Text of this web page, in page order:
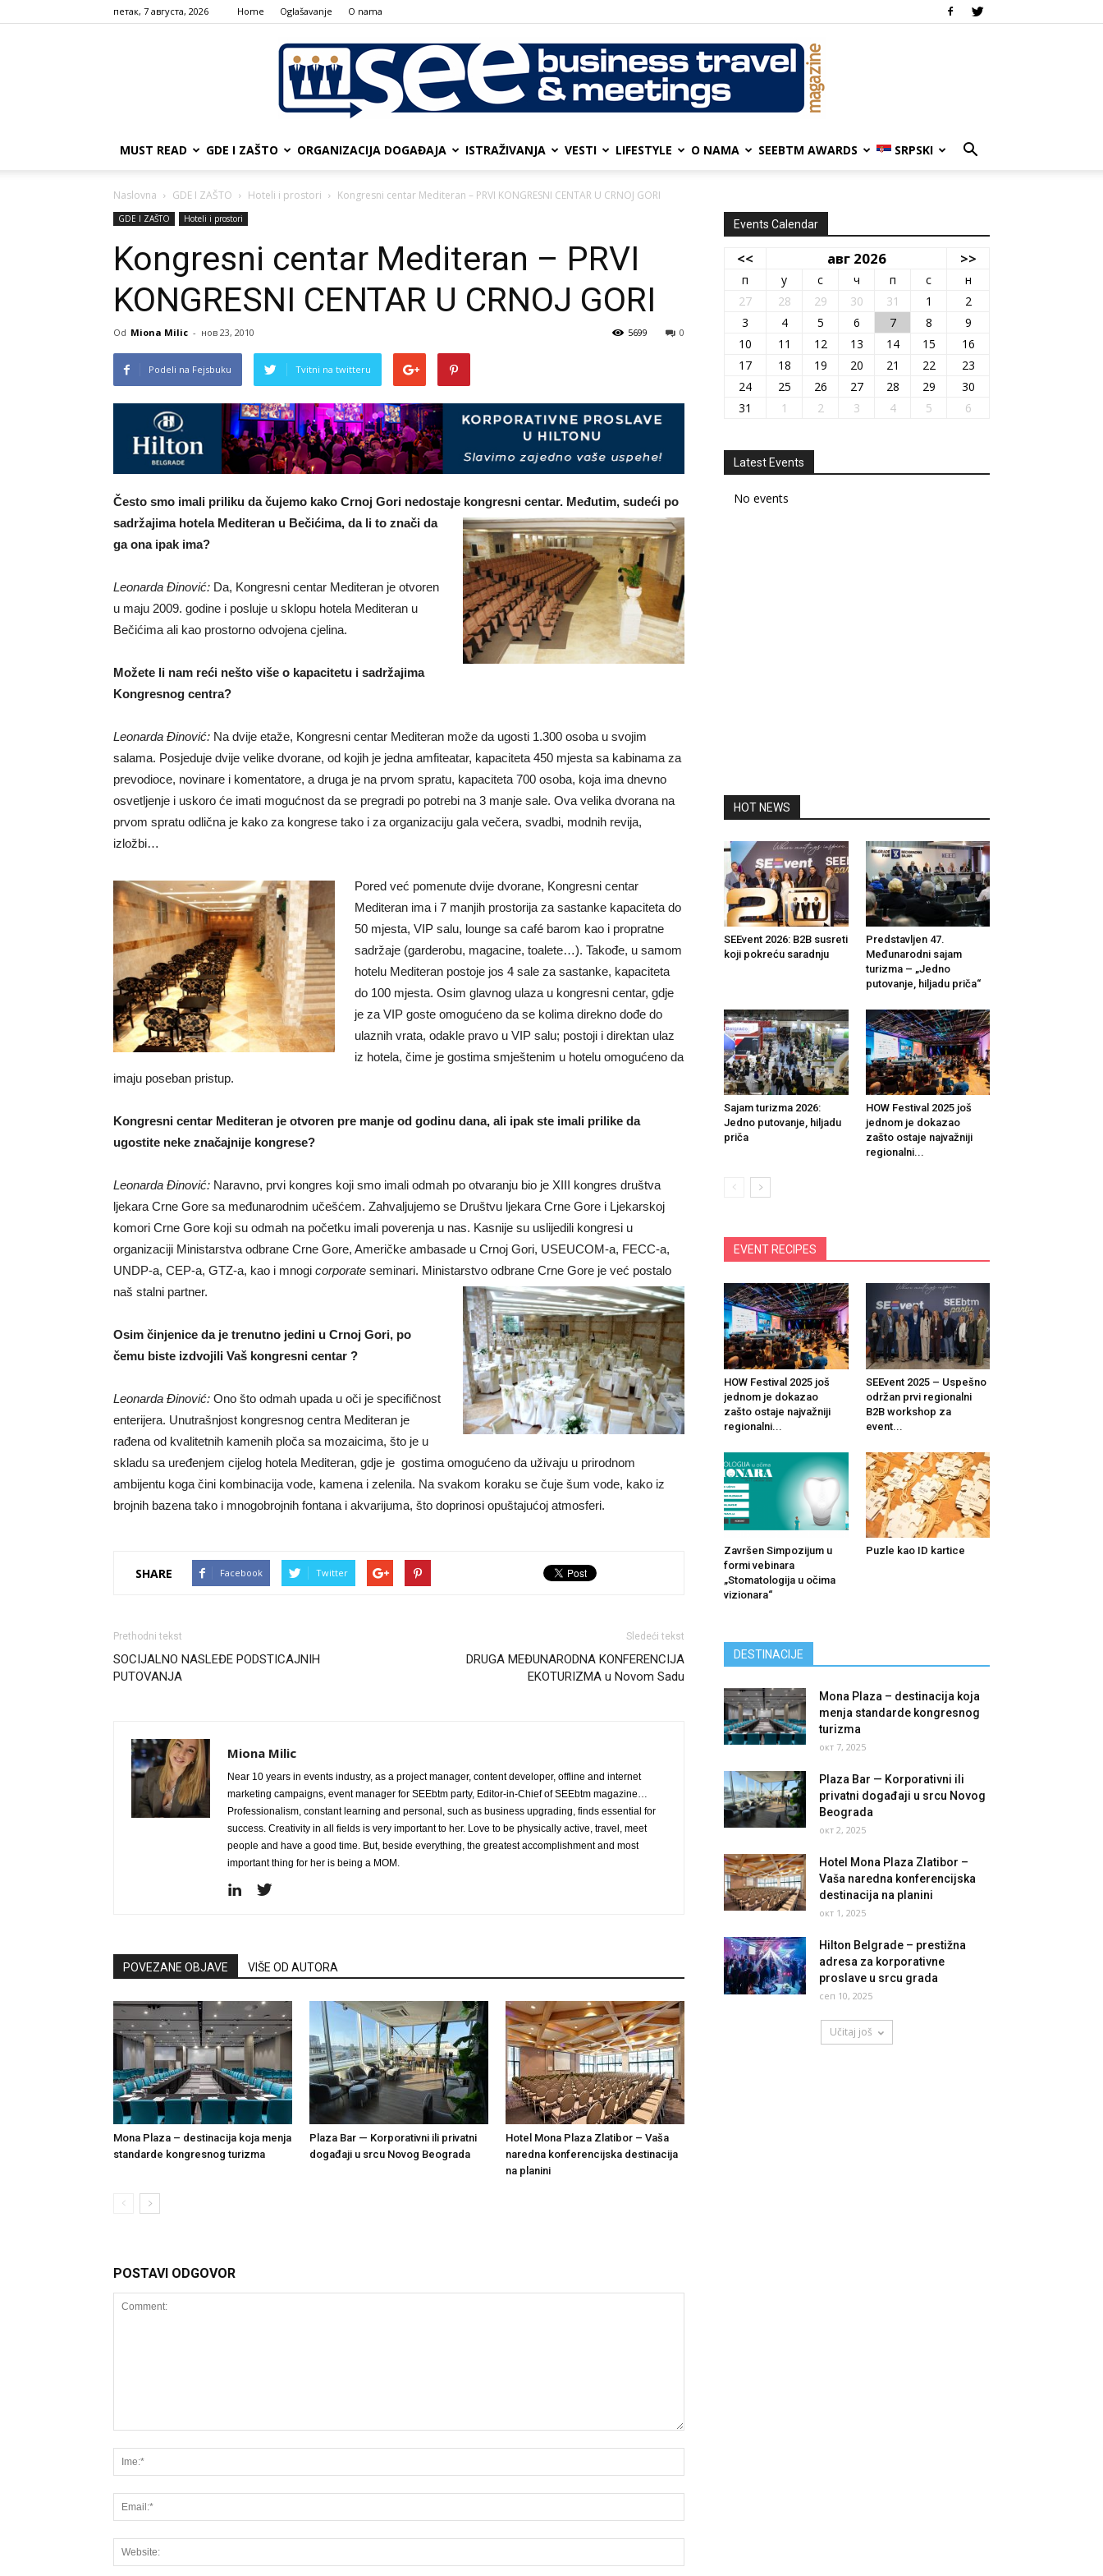
петак, 7 августа, 2026 Home Oglašavanje О nama
meetings
MUST READ GDE I ZAŠTO ORGANIZACIJA DOGAĐAJA ISTRAŽIVANJA VESTI LIFESTYLE О NAMA SEEBTM AWARDS SRPSKI
Naslovna GDE I ZAŠTO Hoteli i prostori Kongresni centar Mediteran – PRVI KONGRESNI CENTAR U CRNOJ GORI
GDE I ZAŠTO Hoteli i prostori
Kongresni centar Mediteran – PRVI
KONGRESNI CENTAR U CRNOJ GORI
Od Miona Milic - нов 23, 2010 0
5699
Podeli na Fejsbuku Tvitni na twitteru
Često smo imali priliku da čujemo kako Crnoj Gori nedostaje kongresni centar. Međutim, sudeći po
sadržajima hotela Mediteran u Bečićima, da li to znači da
ga ona ipak ima?
Leonarda Đinović: Da, Kongresni centar Mediteran je otvoren
u maju 2009. godine i posluje u sklopu hotela Mediteran u
Bečićima ali kao prostorno odvojena cjelina.
Možete li nam reći nešto više o kapacitetu i sadržajima
Kongresnog centra?
Leonarda Đinović: Na dvije etaže, Kongresni centar Mediteran može da ugosti 1.300 osoba u svojim
salama. Posjeduje dvije velike dvorane, od kojih je jedna amfiteatar, kapaciteta 450 mjesta sa kabinama za
prevodioce, novinare i komentatore, a druga je na prvom spratu, kapaciteta 700 osoba, koja ima dnevno
osvetljenje i uskoro će imati mogućnost da se pregradi po potrebi na 3 manje sale. Ova velika dvorana na
prvom spratu odlična je kako za kongrese tako i za organizaciju gala večera, svadbi, modnih revija,
izložbi…
Pored već pomenute dvije dvorane, Kongresni centar
Mediteran ima i 7 manjih prostorija za sastanke kapaciteta do
50 mjesta, VIP salu, lounge sa café barom kao i propratne
sadržaje (garderobu, magacine, toalete…). Takođe, u samom
hotelu Mediteran postoje jos 4 sale za sastanke, kapaciteta
do 100 mjesta. Osim glavnog ulaza u kongresni centar, gdje
je za VIP goste omogućeno da se kolima direkno dođe do
ulaznih vrata, odakle pravo u VIP salu; postoji i direktan ulaz
iz hotela, čime je gostima smještenim u hotelu omogućeno da
imaju poseban pristup.
Kongresni centar Mediteran je otvoren pre manje od godinu dana, ali ipak ste imali prilike da
ugostite neke značajnije kongrese?
Leonarda Đinović: Naravno, prvi kongres koji smo imali odmah po otvaranju bio je XIII kongres društva
ljekara Crne Gore sa međunarodnim učešćem. Zahvaljujemo se Društvu ljekara Crne Gore i Ljekarskoj
komori Crne Gore koji su odmah na početku imali poverenja u nas. Kasnije su uslijedili kongresi u
organizaciji Ministarstva odbrane Crne Gore, Američke ambasade u Crnoj Gori, USEUCOM-a, FECC-a,
UNDP-a, CEP-a, GTZ-a, kao i mnogi corporate seminari. Ministarstvo odbrane Crne Gore je već postalo
naš stalni partner.
Osim činjenice da je trenutno jedini u Crnoj Gori, po
čemu biste izdvojili Vaš kongresni centar ?
Leonarda Đinović: Ono što odmah upada u oči je specifičnost
enterijera. Unutrašnjost kongresnog centra Mediteran je
rađena od kvalitetnih kamenih ploča sa mozaicima, što je u
skladu sa uređenjem cijelog hotela Mediteran, gdje je gostima omogućeno da uživaju u prirodnom
ambijentu koga čini kombinacija vode, kamena i zelenila. Na svakom koraku se čuje šum vode, kako iz
brojnih bazena tako i mnogobrojnih fontana i akvarijuma, što doprinosi opuštajućoj atmosferi.
SHARE Facebook Twitter
Prethodni tekst
SOCIJALNO NASLEĐE PODSTICAJNIH
PUTOVANJA
Sledeći tekst
DRUGA MEĐUNARODNA KONFERENCIJA
EKOTURIZMA u Novom Sadu
Miona Milic
Near 10 years in events industry, as a project manager, content developer, offline and internet
marketing campaigns, event manager for SEEbtm party, Editor-in-Chief of SEEbtm magazine…
Professionalism, constant learning and personal, such as business upgrading, finds essential for
success. Creativity in all fields is very important to her. Love to be physically active, travel, meet
people and have a good time. But, beside everything, the greatest accomplishment and most
important thing for her is being a MOM.
POVEZANE OBJAVE VIŠE OD AUTORA
Mona Plaza – destinacija koja menja
standarde kongresnog turizma
Plaza Bar — Korporativni ili privatni
događaji u srcu Novog Beograda
Hotel Mona Plaza Zlatibor – Vaša
naredna konferencijska destinacija
na planini
POSTAVI ODGOVOR
Events Calendar
<< авг 2026 >>
п у с ч п с
н
27
28 29 30 31 1
2
3
4 5 6 7 8
9
10
11 12 13 14 15
16
17
18 19 20 21 22
23
24
25 26 27 28 29
30
31
1 2 3 4 5 6
Latest Events
No events
HOT NEWS
SEEvent 2026: B2B susreti
koji pokreću saradnju
Predstavljen 47.
Međunarodni sajam
turizma – „Jedno
putovanje, hiljadu priča“
Sajam turizma 2026:
Jedno putovanje, hiljadu
priča
HOW Festival 2025 još
jednom je dokazao
zašto ostaje najvažniji
regionalni...
EVENT RECIPES
HOW Festival 2025 još
jednom je dokazao
zašto ostaje najvažniji
regionalni...
SEEvent 2025 – Uspešno
održan prvi regionalni
B2B workshop za
event...
Završen Simpozijum u
formi vebinara
„Stomatologija u očima
vizionara“
Puzle kao ID kartice
DESTINACIJE
Mona Plaza – destinacija koja
menja standarde kongresnog
turizma
окт 7, 2025
Plaza Bar — Korporativni ili
privatni događaji u srcu Novog
Beograda
окт 2, 2025
Hotel Mona Plaza Zlatibor –
Vaša naredna konferencijska
destinacija na planini
окт 1, 2025
Hilton Belgrade – prestižna
adresa za korporativne
proslave u srcu grada
сеп 10, 2025
Učitaj još